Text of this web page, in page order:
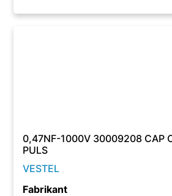
0,47NF-1000V 30009208 CAP
PULS
VESTEL
Fabrikant